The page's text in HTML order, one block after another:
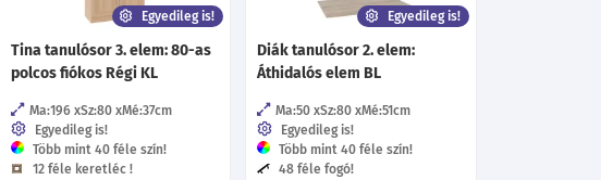
Egyedileg is!
Tina tanulósor 3. elem: 80-as
polcos fiókos Régi KL
Ma:196 Sz:80 Mé:37cm
Egyedileg is!
Több mint 40 féle szín!
12 féle keretléc !
Egyedileg is!
Diák tanulósor 2. elem:
Áthidalós elem BL
Ma:50 Sz:80 Mé:51cm
Egyedileg is!
Több mint 40 féle szín!
48 féle fogó!